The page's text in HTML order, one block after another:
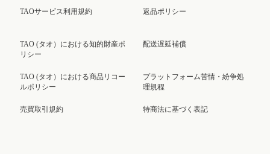
TAOサービス利用規約
TAO (タオ）における知的財産ポ
リシー
TAO (タオ）における商品リコー
ルポリシー
売買取引規約
返品ポリシー
配送遅延補償
プラットフォーム苦情・紛争処
理規程
特商法に基づく表記